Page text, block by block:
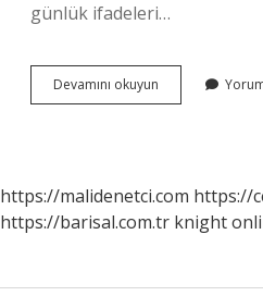
günlük ifadeleri…
Devamını okuyun Farsçada
Anne
https://malidenetci.com https://
https://barisal.com.tr knight